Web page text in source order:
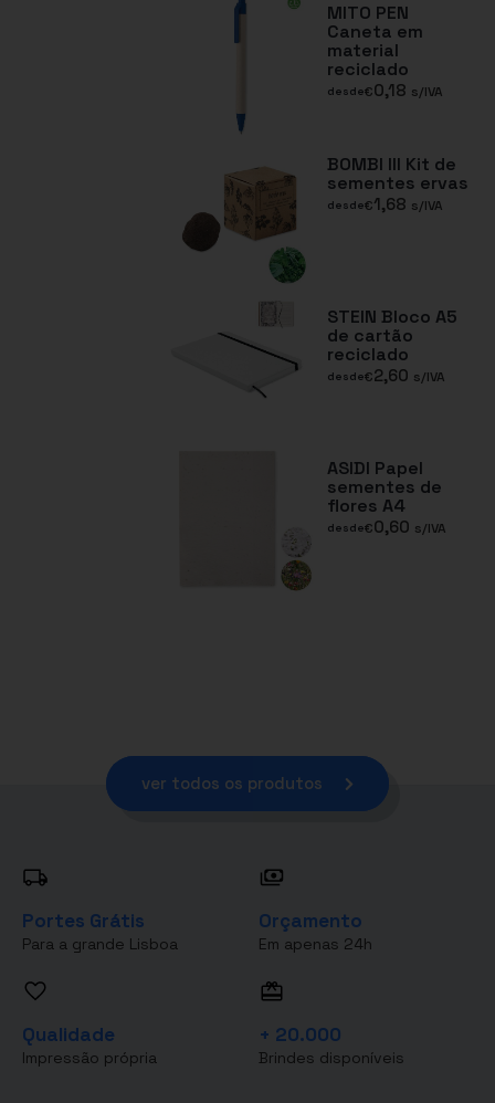
MITO PEN
Caneta em
material
reciclado
desde€0,18 s/IVA
BOMBI III Kit de
sementes ervas
desde€1,68 s/IVA
STEIN Bloco A5
de cartão
reciclado
desde€2,60 s/IVA
ASIDI Papel
sementes de
flores A4
desde€0,60 s/IVA
ver todos os produtos
Portes Grátis
Para a grande Lisboa
Orçamento
Em apenas 24h
Qualidade
Impressão própria
+ 20.000
Brindes disponíveis